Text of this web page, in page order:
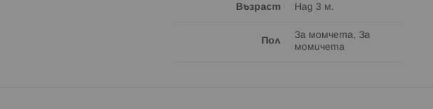
Възраст Над 3 м.
Пол
За момчета, За
момичета